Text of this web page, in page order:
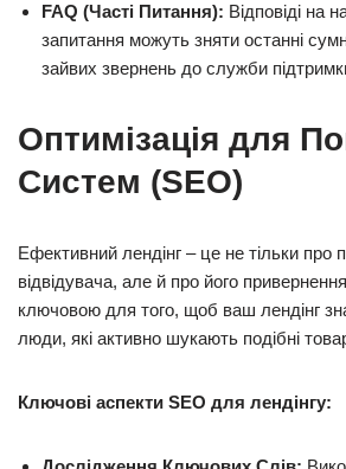
FAQ (Часті Питання): Відповіді на
запитання можуть зняти останні
зайвих звернень до служби
Оптимізація для
Систем (SEO)
Ефективний лендінг – це не тільки про
відвідувача, але й про його
ключовою для того, щоб ваш лендінг
люди, які активно шукають подібні
Ключові аспекти SEO для лендінгу: